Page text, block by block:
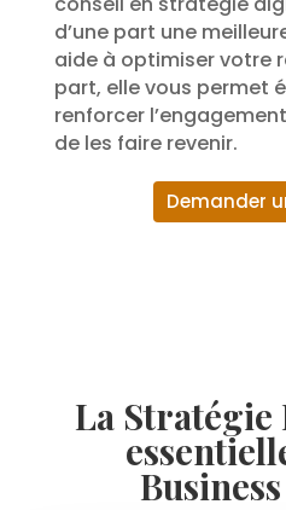
d’une part une
aide à optimiser votre
part, elle vous permet
renforcer
de les faire revenir.
Demander
La